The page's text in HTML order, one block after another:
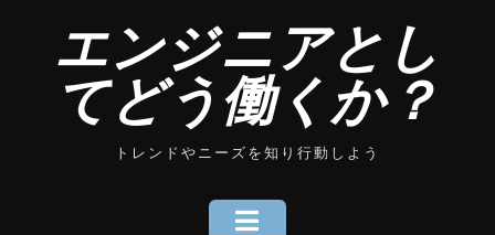
contentエンジニアとし
てどう働くか？
トレンドやニーズを知り行動しよう